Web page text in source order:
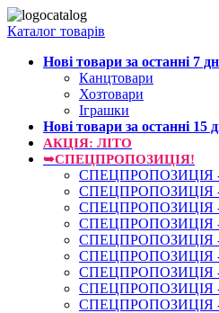
Каталог товарів
Нові товари за останнi 7
Канцтовари
Хозтовари
Іграшки
Нові товари за останнi 15
АКЦІЯ: ЛІТО
➥СПЕЦПРОПОЗИЦІЯ!
СПЕЦПРОПОЗИЦІЯ -
СПЕЦПРОПОЗИЦІЯ -
СПЕЦПРОПОЗИЦІЯ -
СПЕЦПРОПОЗИЦІЯ -
СПЕЦПРОПОЗИЦІЯ -
СПЕЦПРОПОЗИЦІЯ -
СПЕЦПРОПОЗИЦІЯ -
СПЕЦПРОПОЗИЦІЯ -
СПЕЦПРОПОЗИЦІЯ -